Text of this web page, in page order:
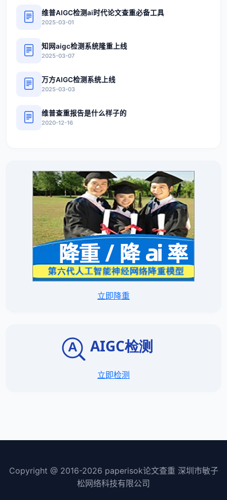
维普AIGC检测ai时代论文查重必备工具
2025-03-01
知网aigc检测系统隆重上线
2025-03-07
万方AIGC检测系统上线
2025-03-03
维普查重报告是什么样子的
2020-12-16
立即降重
立即检测
Copyright @ 2016-2026 paperisok论文查重 深圳市敏子
松网络科技有限公司